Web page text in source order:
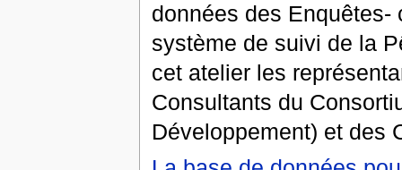
données des Enquêtes-
système de suivi de la
cet atelier les
Consultants du
Développement) et des